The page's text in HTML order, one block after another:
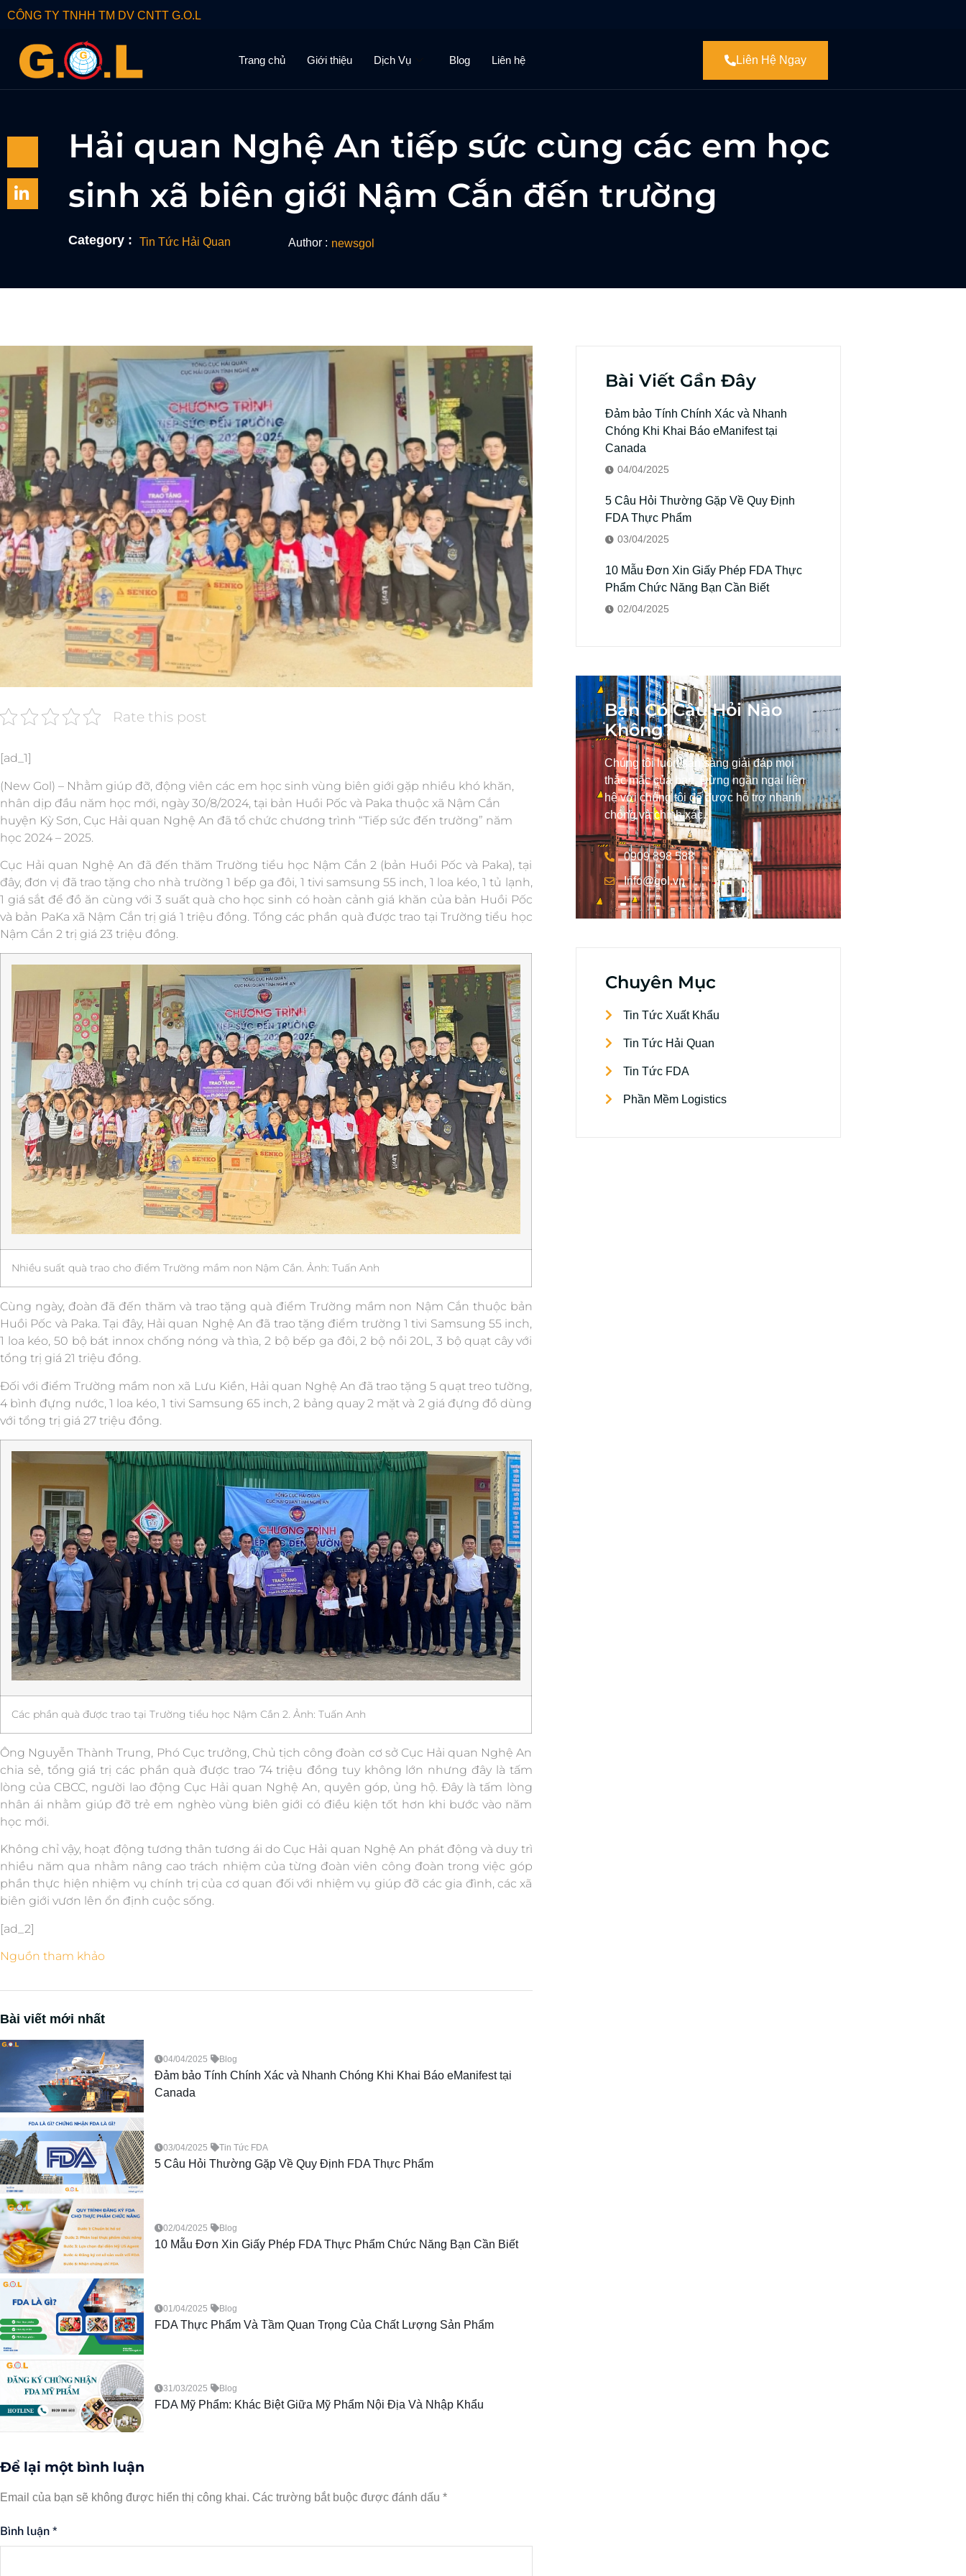
CÔNG TY TNHH TM DV CNTT G.O.L
Trang chủ Giới thiệu Dịch Vụ Blog Liên hệ Liên Hệ Ngay
Hải quan Nghệ An tiếp sức cùng các em học
sinh xã biên giới Nậm Cắn đến trường
Category : Tin Tức Hải Quan Author : newsgol
Rate this post
[ad_1]
(New Gol) – Nhằm giúp đỡ, động viên các em học sinh vùng biên giới gặp nhiều khó khăn,
nhân dịp đầu năm học mới, ngày 30/8/2024, tại bản Huồi Pốc và Paka thuộc xã Nậm Cắn
huyện Kỳ Sơn, Cục Hải quan Nghệ An đã tổ chức chương trình “Tiếp sức đến trường” năm
học 2024 – 2025.
Cục Hải quan Nghệ An đã đến thăm Trường tiểu học Nậm Cắn 2 (bản Huồi Pốc và Paka), tại
đây, đơn vị đã trao tặng cho nhà trường 1 bếp ga đôi, 1 tivi samsung 55 inch, 1 loa kéo, 1 tủ lạnh,
1 giá sắt để đồ ăn cùng với 3 suất quà cho học sinh có hoàn cảnh giá khăn của bản Huồi Pốc
và bản PaKa xã Nậm Cắn trị giá 1 triệu đồng. Tổng các phần quà được trao tại Trường tiểu học
Nậm Cắn 2 trị giá 23 triệu đồng.
Nhiều suất quà trao cho điểm Trường mầm non Nậm Cắn. Ảnh: Tuấn Anh
Cùng ngày, đoàn đã đến thăm và trao tặng quà điểm Trường mầm non Nậm Cắn thuộc bản
Huồi Pốc và Paka. Tại đây, Hải quan Nghệ An đã trao tặng điểm trường 1 tivi Samsung 55 inch,
1 loa kéo, 50 bộ bát innox chống nóng và thìa, 2 bộ bếp ga đôi, 2 bộ nồi 20L, 3 bộ quạt cây với
tổng trị giá 21 triệu đồng.
Đối với điểm Trường mầm non xã Lưu Kiền, Hải quan Nghệ An đã trao tặng 5 quạt treo tường,
4 bình đựng nước, 1 loa kéo, 1 tivi Samsung 65 inch, 2 bảng quay 2 mặt và 2 giá đựng đồ dùng
với tổng trị giá 27 triệu đồng.
Các phần quà được trao tại Trường tiểu học Nậm Cắn 2. Ảnh: Tuấn Anh
Ông Nguyễn Thành Trung, Phó Cục trưởng, Chủ tịch công đoàn cơ sở Cục Hải quan Nghệ An
chia sẻ, tổng giá trị các phần quà được trao 74 triệu đồng tuy không lớn nhưng đây là tấm
lòng của CBCC, người lao động Cục Hải quan Nghệ An, quyên góp, ủng hộ. Đây là tấm lòng
nhân ái nhằm giúp đỡ trẻ em nghèo vùng biên giới có điều kiện tốt hơn khi bước vào năm
học mới.
Không chỉ vậy, hoạt động tương thân tương ái do Cục Hải quan Nghệ An phát động và duy trì
nhiều năm qua nhằm nâng cao trách nhiệm của từng đoàn viên công đoàn trong việc góp
phần thực hiện nhiệm vụ chính trị của cơ quan đối với nhiệm vụ giúp đỡ các gia đình, các xã
biên giới vươn lên ổn định cuộc sống.
[ad_2]
Nguồn tham khảo
Bài viết mới nhất
04/04/2025 Blog
Đảm bảo Tính Chính Xác và Nhanh Chóng Khi Khai Báo eManifest tại
Canada
03/04/2025 Tin Tức FDA
5 Câu Hỏi Thường Gặp Về Quy Định FDA Thực Phẩm
02/04/2025 Blog
10 Mẫu Đơn Xin Giấy Phép FDA Thực Phẩm Chức Năng Bạn Cần Biết
01/04/2025 Blog
FDA Thực Phẩm Và Tầm Quan Trọng Của Chất Lượng Sản Phẩm
31/03/2025 Blog
FDA Mỹ Phẩm: Khác Biệt Giữa Mỹ Phẩm Nội Địa Và Nhập Khẩu
Để lại một bình luận
Email của bạn sẽ không được hiển thị công khai. Các trường bắt buộc được đánh dấu *
Bình luận *
Bài Viết Gần Đây
Đảm bảo Tính Chính Xác và Nhanh
Chóng Khi Khai Báo eManifest tại
Canada
04/04/2025
5 Câu Hỏi Thường Gặp Về Quy Định
FDA Thực Phẩm
03/04/2025
10 Mẫu Đơn Xin Giấy Phép FDA Thực
Phẩm Chức Năng Bạn Cần Biết
02/04/2025
Bạn Có Câu Hỏi Nào
Không?
Chúng tôi luôn sẵn sàng giải đáp mọi
thắc mắc của bạn. Đừng ngần ngại liên
hệ với chúng tôi để được hỗ trợ nhanh
chóng và chính xác.
0909 898 588
Info@gol.vn
Chuyên Mục
Tin Tức Xuất Khẩu
Tin Tức Hải Quan
Tin Tức FDA
Phần Mềm Logistics